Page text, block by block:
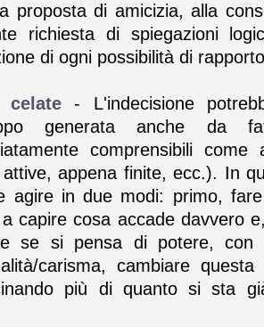
proposta di amicizia, alla
richiesta di spiegazioni
di ogni possibilità di
celate- L'indecisione
generata anche da
comprensibili come
appena finite, ecc.). In
agire in due modi: primo,
capire cosa accade davvero
se si pensa di potere, con
carisma, cambiare questa
più di quanto si sta